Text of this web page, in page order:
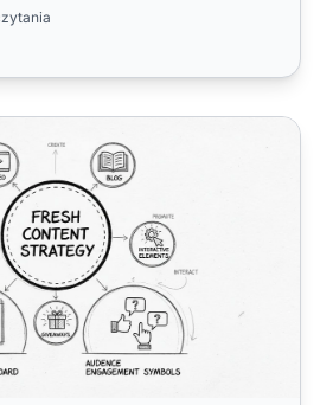
i angażujące: sprawdzone